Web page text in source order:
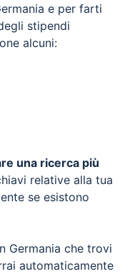
e per farti
stipendi
alcuni:
una ricerca più
relative alla tua
se esistono
Germania che trovi
automaticamente